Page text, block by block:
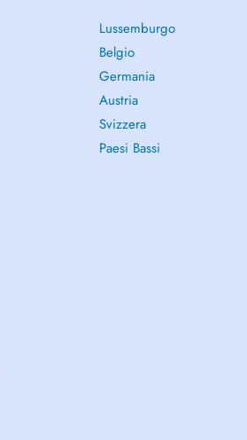
Lussemburgo
Belgio
Germania
Austria
Svizzera
Paesi Bassi